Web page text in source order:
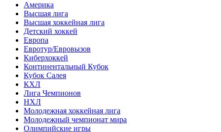
Америка
Высшая лига
Высшая хоккейная лига
Детский хоккей
Европа
Евротур/Евровызов
Киберхоккей
Континентальный Кубок
Кубок Салея
КХЛ
Лига Чемпионов
НХЛ
Молодежная хоккейная лига
Молодежный чемпионат мира
Олимпийские игры